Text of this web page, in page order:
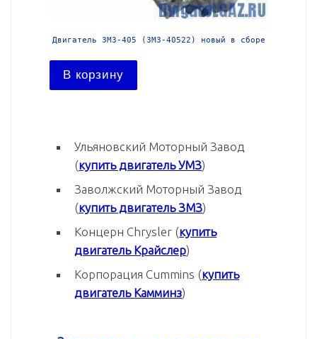
Двигатель ЗМЗ-405 (ЗМЗ-40522) новый в сборе
В корзину
Ульяновский Моторный Завод
(купить двигатель УМЗ)
Заволжский Моторный Завод
(купить двигатель ЗМЗ)
Концерн Chrysler (купить
двигатель Крайслер)
Корпорация Cummins (купить
двигатель Камминз)